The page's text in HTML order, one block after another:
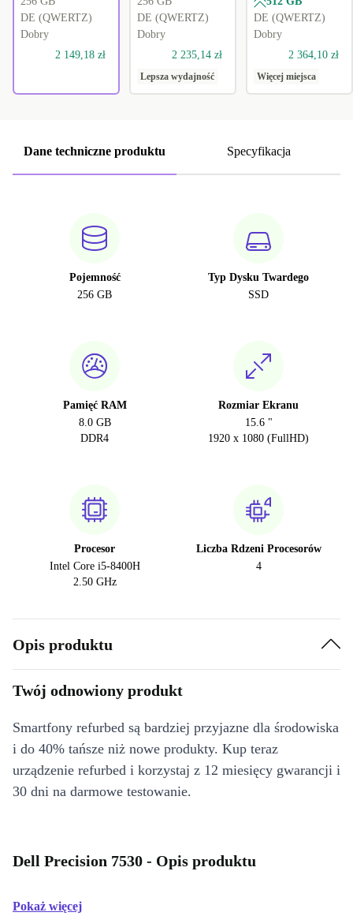
DE (QWERTZ)
Dobry
2 149,18 zł
DE (QWERTZ)
Dobry
2 235,14 zł
Lepsza wydajność
DE (QWERTZ)
Dobry
2 364,10 zł
Więcej miejsca
Dane techniczne produktu Specyfikacja
Pojemność
256 GB
Typ Dysku Twardego
SSD
Pamięć RAM
8.0 GB
DDR4
Rozmiar Ekranu
15.6 "
1920 x 1080 (FullHD)
Procesor
Intel Core i5-8400H
2.50 GHz
Liczba Rdzeni Procesorów
4
Opis produktu
Twój odnowiony produkt
Smartfony refurbed są bardziej przyjazne dla środowiska
i do 40% tańsze niż nowe produkty. Kup teraz
urządzenie refurbed i korzystaj z 12 miesięcy gwarancji i
30 dni na darmowe testowanie.
Dell Precision 7530 - Opis produktu
Pokaż więcej